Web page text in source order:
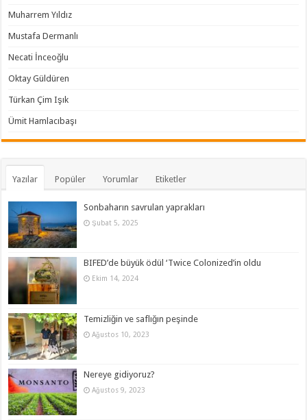
Muharrem Yıldız
Mustafa Dermanlı
Necati İnceoğlu
Oktay Güldüren
Türkan Çim Işık
Ümit Hamlacıbaşı
Yazılar Popüler Yorumlar Etiketler
Sonbaharın savrulan yaprakları
Şubat 5, 2025
BIFED’de büyük ödül ‘Twice Colonized’in oldu
Ekim 14, 2024
Temizliğin ve saflığın peşinde
Ağustos 10, 2023
Nereye gidiyoruz?
Ağustos 9, 2023